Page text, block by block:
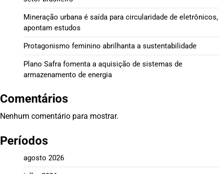
Mineração urbana é saída para circularidade de eletrônicos,
apontam estudos
Protagonismo feminino abrilhanta a sustentabilidade
Plano Safra fomenta a aquisição de sistemas de
armazenamento de energia
Comentários
Nenhum comentário para mostrar.
Períodos
agosto 2026